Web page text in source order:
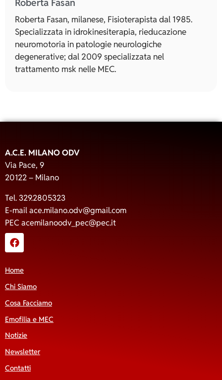
Roberta Fasan
Roberta Fasan, milanese, Fisioterapista dal 1985.
Specializzata in idrokinesiterapia, rieducazione
neuromotoria in patologie neurologiche
degenerative; dal 2009 specializzata nel
trattamento msk nelle MEC.
A.C.E. MILANO ODV
Via Pace, 9
20122 – Milano
Tel. 329.2805323
E-mailace.milano.odv@gmail.com
PEC acemilanoodv_pec@pec.it
Home
Chi Siamo
Cosa Facciamo
Emofilia e MEC
Notizie
Newsletter
Contatti